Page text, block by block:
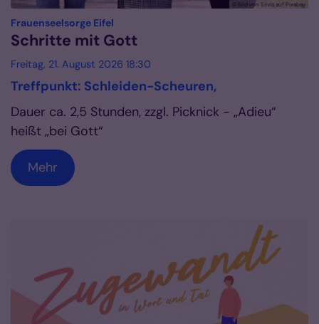
© Bild von Silvia auf Pixabay
Frauenseelsorge Eifel
Schritte mit Gott
Freitag, 21. August 2026 18:30
Treffpunkt: Schleiden-Scheuren,
Dauer ca. 2,5 Stunden, zzgl. Picknick - „Adieu“
heißt „bei Gott“
Mehr